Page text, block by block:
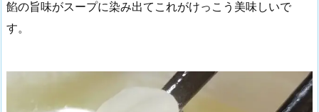
餡の旨味がスープに染み出てこれがけっこう美味しいで
す。